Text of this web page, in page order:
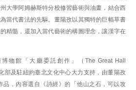
大學阿姆赫斯特分校修習藝術與油畫，結合西
當代書法的先驅。董陽孜以其獨特的巨幅草書
精髓，還加入當代藝術的構圖理念，讓漢字在
物館「大廳委託創作」（The Great Hall
部及駐紐約臺北文化中心大力支持，由董陽孜
品，內容選自《詩經》的「他山之石，可以攻